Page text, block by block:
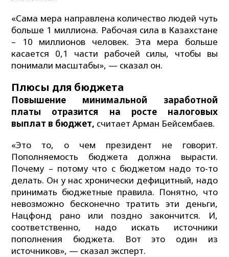
«Сама мера направлена количество людей чуть
больше 1 миллиона. Рабочая сила в Казахстане
– 10 миллионов человек. Эта мера больше
касается 0,1 части рабочей силы, чтобы вы
понимали масштабы», — сказал он.
Плюсы для бюджета
Повышение минимальной заработной
платы отразится на росте налоговых
выплат в бюджет, считает Арман Бейсембаев.
«Это то, о чем президент не говорит.
Пополняемость бюджета должна вырасти.
Почему – потому что с бюджетом надо то-то
делать. Он у нас хронически дефицитный, надо
принимать бюджетные правила. Понятно, что
невозможно бесконечно тратить эти деньги,
Нацфонд рано или поздно закончится. И,
соответственно, надо искать источники
пополнения бюджета. Вот это один из
источников», — сказал эксперт.